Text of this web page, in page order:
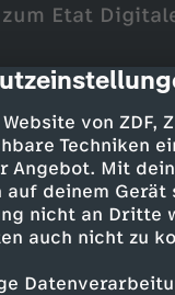
von ZDF,
Techniken
Mit
deinem
nicht an
auch nicht zu
Etat